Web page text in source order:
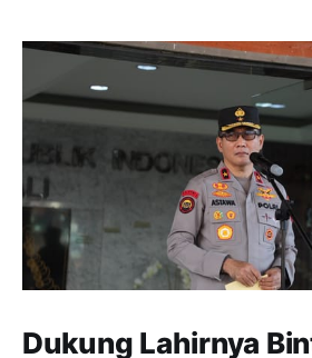
Dukung Lahirnya